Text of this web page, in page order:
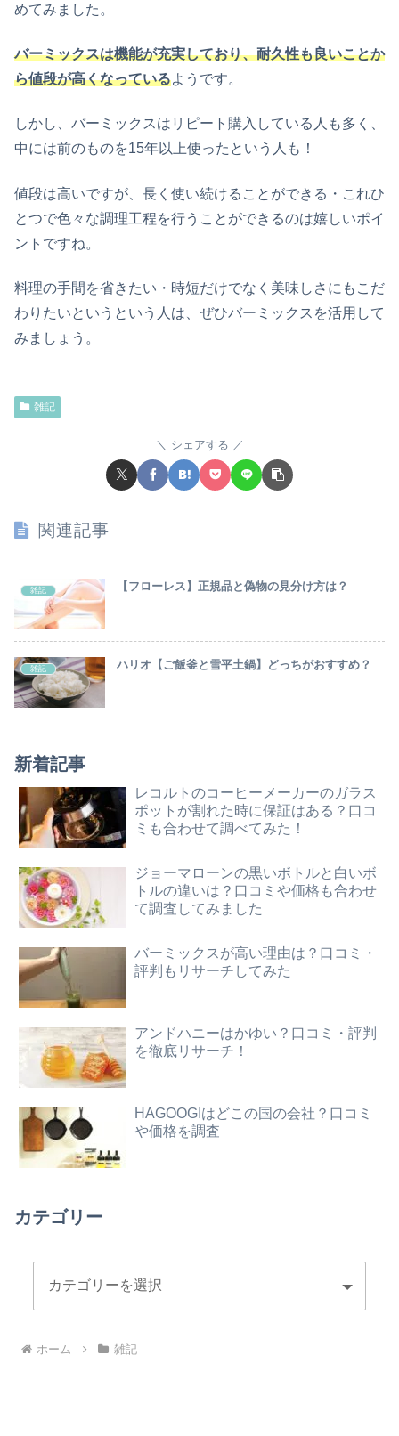
めてみました。
バーミックスは機能が充実しており、耐久性も良いことか
ら値段が高くなっているようです。
しかし、バーミックスはリピート購入している人も多く、
中には前のものを15年以上使ったという人も！
値段は高いですが、長く使い続けることができる・これひ
とつで色々な調理工程を行うことができるのは嬉しいポイ
ントですね。
料理の手間を省きたい・時短だけでなく美味しさにもこだ
わりたいというという人は、ぜひバーミックスを活用して
みましょう。
雑記
シェアする
関連記事
雑記 【フローレス】正規品と偽物の見分け方は？
雑記 ハリオ【ご飯釜と雪平土鍋】どっちがおすすめ？
新着記事
レコルトのコーヒーメーカーのガラス
ポットが割れた時に保証はある？口コ
ミも合わせて調べてみた！
ジョーマローンの黒いボトルと白いボ
トルの違いは？口コミや価格も合わせ
て調査してみました
バーミックスが高い理由は？口コミ・
評判もリサーチしてみた
アンドハニーはかゆい？口コミ・評判
を徹底リサーチ！
HAGOOGIはどこの国の会社？口コミ
や価格を調査
カテゴリー
ホーム 雑記